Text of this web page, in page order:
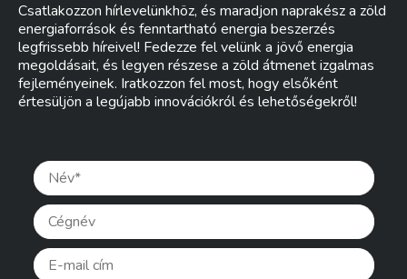
Csatlakozzon hírlevelünkhöz, és maradjon naprakész a zöld
energiaforrások és fenntartható energia beszerzés
legfrissebb híreivel! Fedezze fel velünk a jövő energia
megoldásait, és legyen részese a zöld átmenet izgalmas
fejleményeinek. Iratkozzon fel most, hogy elsőként
értesüljön a legújabb innovációkról és lehetőségekről!